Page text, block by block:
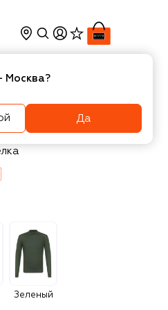
Зеленый
Москва?
Да